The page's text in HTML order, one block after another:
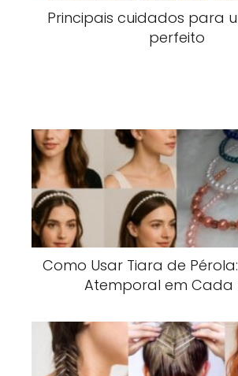
Principais cuidados para
perfeito
Como Usar Tiara de
Atemporal em Cada